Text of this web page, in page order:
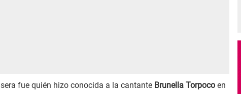
fue quién hizo conocida a la cantante Brunella Torpoco en